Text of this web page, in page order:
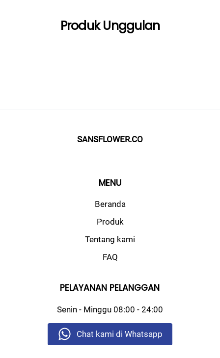
Produk Unggulan
SANSFLOWER.CO
MENU
Beranda
Produk
Tentang kami
FAQ
PELAYANAN PELANGGAN
Senin - Minggu 08:00 - 24:00
Chat kami di Whatsapp